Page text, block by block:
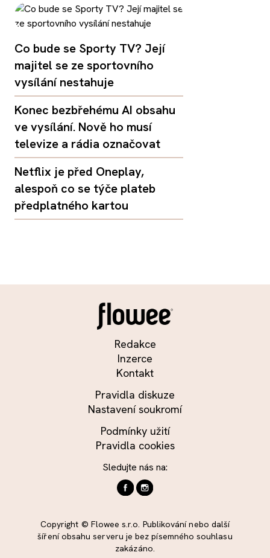
Co bude se Sporty TV? Její
majitel se ze sportovního
vysílání nestahuje
Konec bezbřehému AI obsahu
ve vysílání. Nově ho musí
televize a rádia označovat
Netflix je před Oneplay,
alespoň co se týče plateb
předplatného kartou
Redakce
Inzerce
Kontakt
Pravidla diskuze
Nastavení soukromí
Podmínky užití
Pravidla cookies
Sledujte nás na:
Copyright © Flowee s.r.o. Publikování nebo další
šíření obsahu serveru je bez písemného souhlasu
zakázáno.